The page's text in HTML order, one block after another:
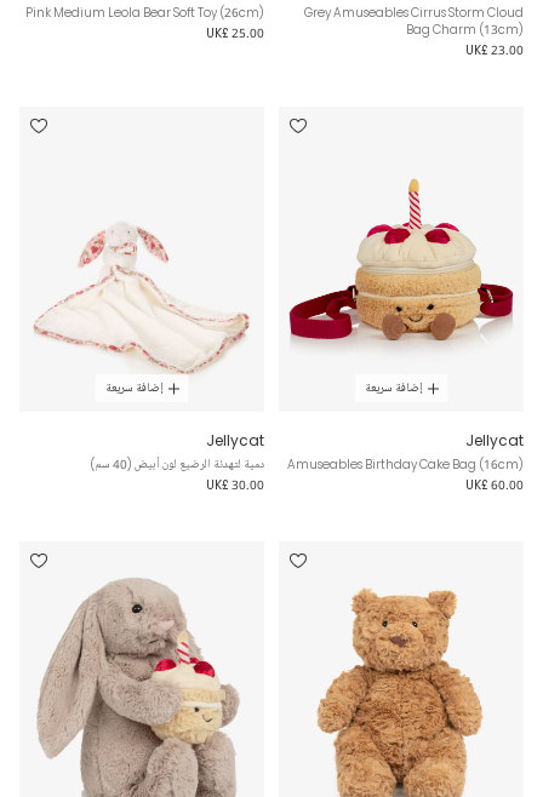
Grey Amuseables Cirrus Storm Cloud
Bag Charm (13cm)
UK£ 23.00
Pink Medium Leola Bear Soft Toy (26cm)
UK£ 25.00
إضافة سريعة
Jellycat
Amuseables Birthday Cake Bag (16cm)
UK£ 60.00
إضافة سريعة
Jellycat
دمية لتهدئة الرضيع لون أبيض (40 سم)
UK£ 30.00